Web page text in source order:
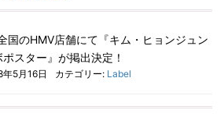
国のHMV店舗にて『キム・ヒョンジュン
スター』が掲出決定！
5月16日 カテゴリー: Label